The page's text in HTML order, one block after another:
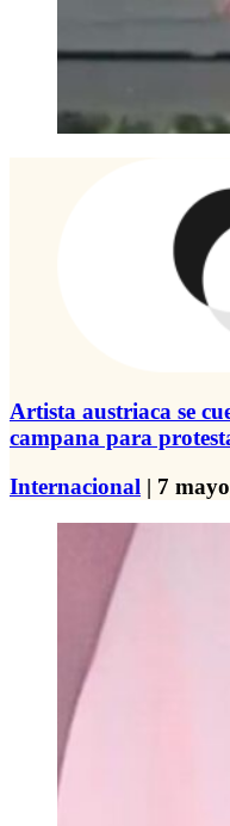
Artista austriaca se
campana para
Internacional | 7